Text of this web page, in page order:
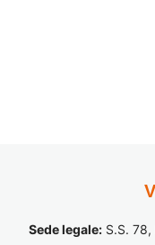
Sede legale:S.S. 78,